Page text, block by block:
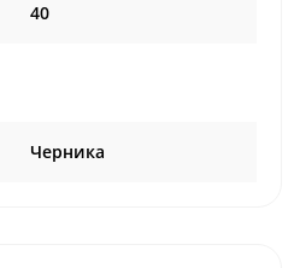
40
Черника